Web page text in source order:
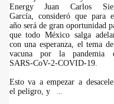
Energy Juan Carlos
García, consideró que para
año será de gran oportunidad
que todo México salga
con una esperanza, el tema
vacuna por la pandemia
SARS-CoV-2-COVID-19.
Esto va a empezar a
el peligro, y